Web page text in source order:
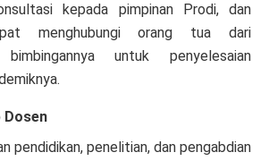
kepada pimpinan Prodi, dan
menghubungi orang tua dari
bimbingannya untuk penyelesaian
Dosen
pendidikan, penelitian, dan pengabdian